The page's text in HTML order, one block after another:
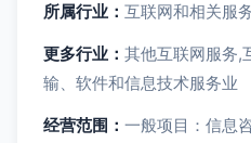
所属行业： 互联网和相关服
更多行业： 其他互联网服务,
输、软件和信息技术服务业
经营范围： 一般项目：信息